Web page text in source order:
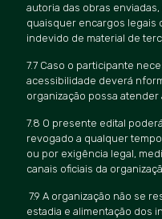
autoria das obras
quaisquer encargos legais
indevido de material de
7.7 Caso o participante
acessibilidade deverá
organização possa
7.8 O presente edital
revogado a qualquer
ou por exigência legal,
canais oficiais da
7.9 A organização não se
estadia e alimentação dos